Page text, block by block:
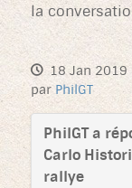
la
18 Jan 2019
par PhilGT
PhilGT a
Carlo
rallye